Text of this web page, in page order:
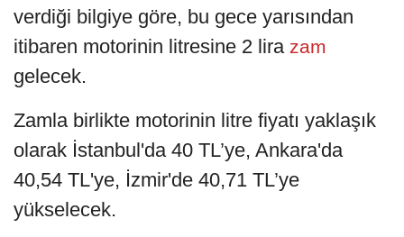
verdiği bilgiye göre, bu gece yarısından
itibaren motorinin litresine 2 lira zam
gelecek.
Zamla birlikte motorinin litre fiyatı yaklaşık
olarak İstanbul'da 40 TL’ye, Ankara'da
40,54 TL'ye, İzmir'de 40,71 TL’ye
yükselecek.